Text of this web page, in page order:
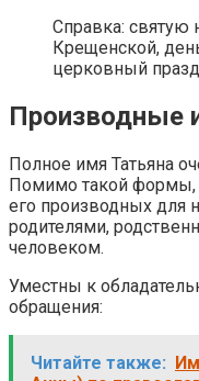
Справка: святую
Крещенской,
церковный
Производные
Полное имя Татьяна
Помимо такой формы,
его производных для
родителями,
человеком.
Уместны к
обращения:
Читайте также: